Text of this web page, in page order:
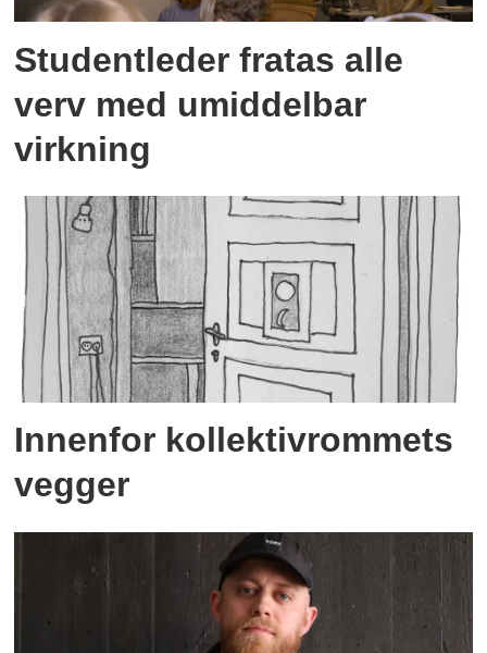
Studentleder fratas alle
verv med umiddelbar
virkning
Innenfor kollektivrommets
vegger